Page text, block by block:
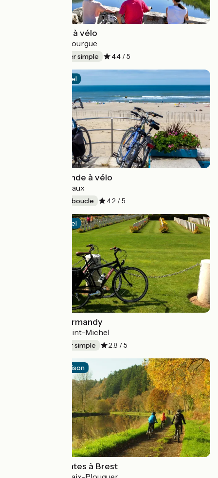
La vallée du Lot à vélo
Aiguillon > La Canourgue
Aller simple 4.4 / 5
Itinéraire officiel
Le Tour de Gironde à vélo
Bordeaux > Bordeaux
En boucle 4.2 / 5
Itinéraire officiel
La VéloWestNormandy
Bayeux > Mont-Saint-Michel
Aller simple 2.8 / 5
Itinéraire de liaison
Le Canal de Nantes à Brest